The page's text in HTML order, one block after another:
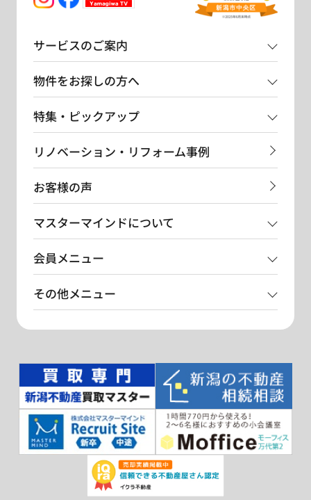
サービスのご案内
物件をお探しの方へ
特集・ピックアップ
リノベーション・リフォーム事例
お客様の声
マスターマインドについて
会員メニュー
その他メニュー